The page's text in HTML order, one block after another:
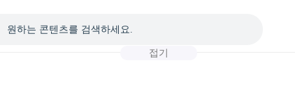
접기